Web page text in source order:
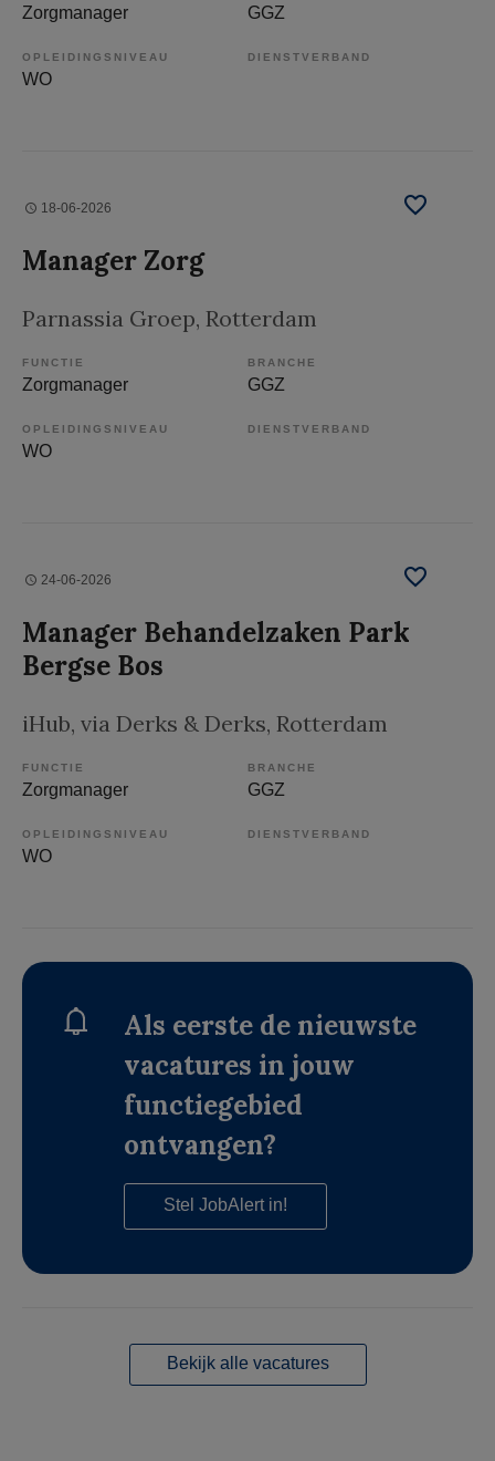
Zorgmanager GGZ
OPLEIDINGSNIVEAU
WO
DIENSTVERBAND
18-06-2026
Manager Zorg
Parnassia Groep, Rotterdam
FUNCTIE
Zorgmanager
BRANCHE
GGZ
OPLEIDINGSNIVEAU
WO
DIENSTVERBAND
24-06-2026
Manager Behandelzaken Park
Bergse Bos
iHub, via Derks & Derks, Rotterdam
FUNCTIE
Zorgmanager
BRANCHE
GGZ
OPLEIDINGSNIVEAU
WO
DIENSTVERBAND
Als eerste de nieuwste
vacatures in jouw
functiegebied
ontvangen?
Stel JobAlert in!
Bekijk alle vacatures